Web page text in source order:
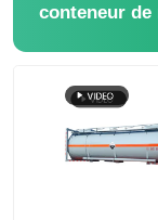
conteneur de